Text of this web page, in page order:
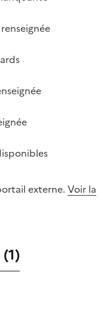
externe. Voir la
(1)